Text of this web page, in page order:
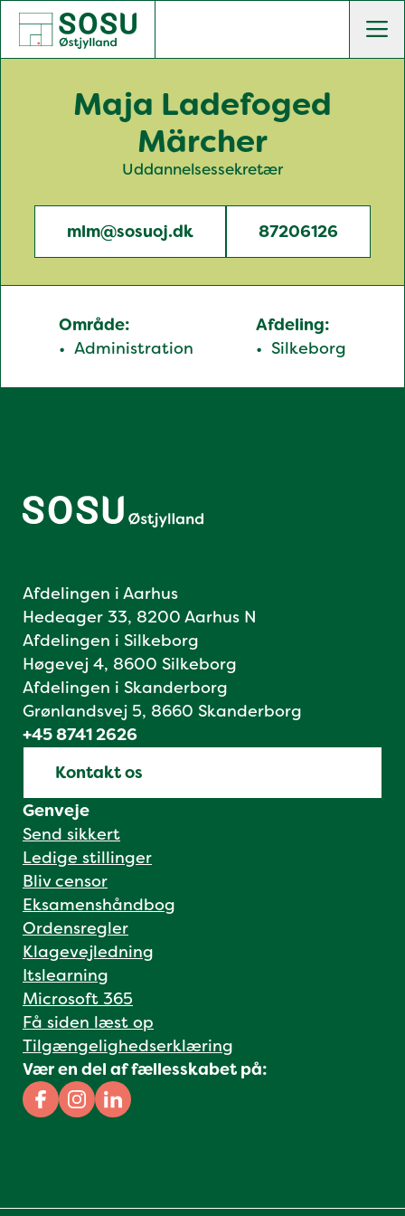
SOSU Østjylland | Gør dig klogere på livet
Maja Ladefoged
Märcher
Uddannelsessekretær
mlm@sosuoj.dk 87206126
Område:
Administration
Afdeling:
Silkeborg
Afdelingen i Aarhus
Hedeager 33, 8200 Aarhus N
Afdelingen i Silkeborg
Høgevej 4, 8600 Silkeborg
Afdelingen i Skanderborg
Grønlandsvej 5, 8660 Skanderborg
+45 8741 2626
Kontakt os
Genveje
Send sikkert
Ledige stillinger
Bliv censor
Eksamenshåndbog
Ordensregler
Klagevejledning
Itslearning
Microsoft 365
Få siden læst op
Tilgængelighedserklæring
Vær en del af fællesskabet på:
Facebook
Instagram
Linkedin